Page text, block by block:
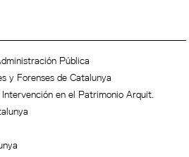
Pública
y Forenses de Catalunya
en el Patrimonio Arquit.